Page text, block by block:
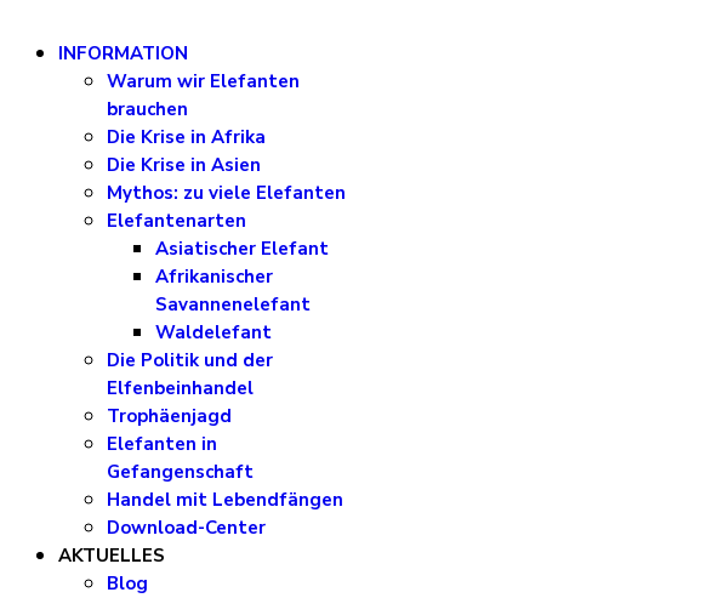
INFORMATION
Warum wir Elefanten
brauchen
Die Krise in Afrika
Die Krise in Asien
Mythos: zu viele Elefanten
Elefantenarten
Asiatischer Elefant
Afrikanischer
Savannenelefant
Waldelefant
Die Politik und der
Elfenbeinhandel
Trophäenjagd
Elefanten in
Gefangenschaft
Handel mit Lebendfängen
Download-Center
AKTUELLES
Blog